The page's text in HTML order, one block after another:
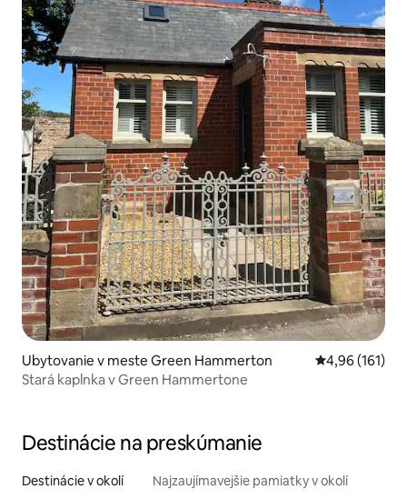
Ubytovanie v meste Green Hammerton Priemerné
4,96 (161)
Stará kaplnka v Green Hammertone
Destinácie na preskúmanie
Destinácie v okolí Najzaujímavejšie pamiatky v okolí